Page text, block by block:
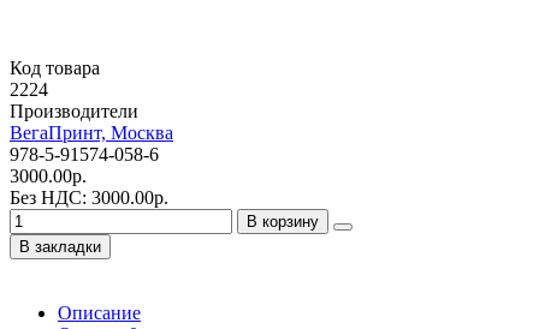
Код товара
2224
Производители
ВегаПринт, Москва
978-5-91574-058-6
3000.00р.
Без НДС: 3000.00р.
В корзину
В закладки
Описание